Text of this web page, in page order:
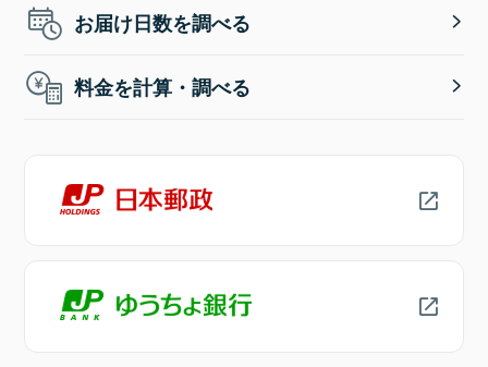
お届け日数を調べる
料金を計算・調べる